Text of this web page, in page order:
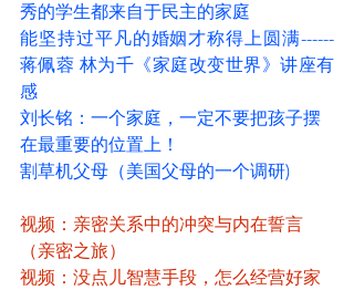
秀的学生都来自于民主的家庭
能坚持过平凡的婚姻才称得上圆满------
蒋佩蓉 林为千《家庭改变世界》讲座有
感
刘长铭：一个家庭，一定不要把孩子摆
在最重要的位置上！
割草机父母（美国父母的一个调研)
视频：亲密关系中的冲突与内在誓言
（亲密之旅）
视频：没点儿智慧手段，怎么经营好家